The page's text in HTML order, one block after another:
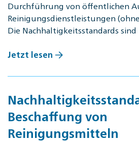
Durchführung von öffentlichen
Reinigungsdienstleistungen
Die Nachhaltigkeitsstandards
Jetzt lesen
Beschaffung von
Reinigungsmitteln